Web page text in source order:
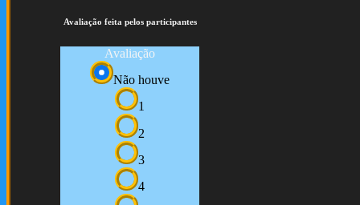
Avaliação feita pelos participantes
Avaliação
Não houve
1
2
3
4